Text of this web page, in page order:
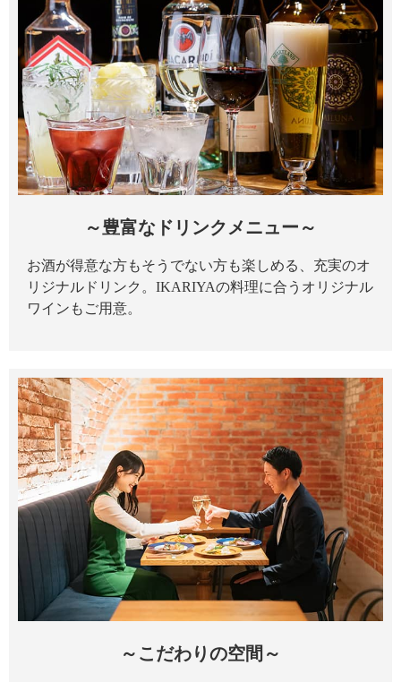
～豊富なドリンクメニュー～
お酒が得意な方もそうでない方も楽しめる、充実のオ
リジナルドリンク。IKARIYAの料理に合うオリジナル
ワインもご用意。
～こだわりの空間～